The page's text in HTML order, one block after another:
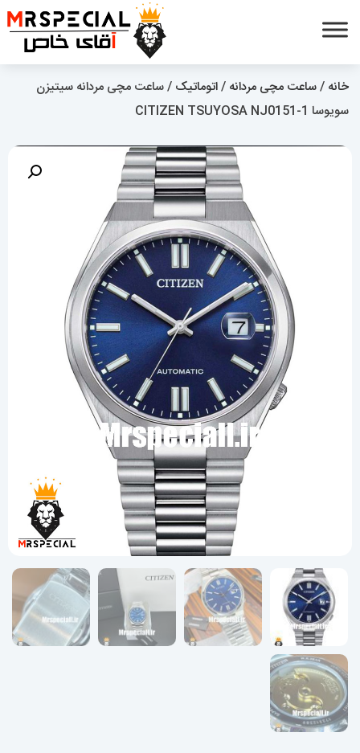
خانه /ساعت مچی مردانه /اتوماتیک / ساعت مچی مردانه سیتیزن
سویوسا 1-CITIZEN TSUYOSA NJ0151